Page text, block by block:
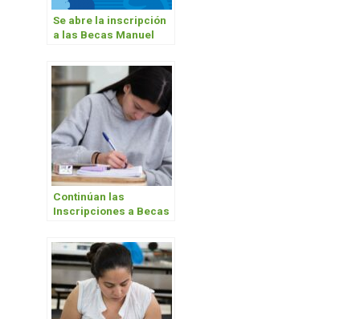
Se abre la inscripción
a las Becas Manuel
se anoten por primera
vez
Continúan las
Inscripciones a Becas
elementos de estudio